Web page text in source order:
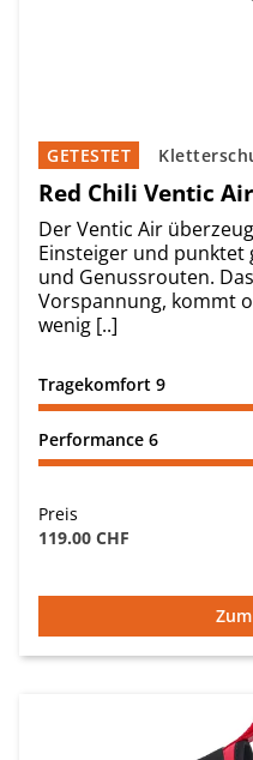
GETESTET
Red Chili Ventic Air
Der Ventic Air
Einsteiger und punktet
und Genussrouten.
Vorspannung, kommt
wenig [..]
Tragekomfort 9
Performance 6
Preis
119.00 CHF